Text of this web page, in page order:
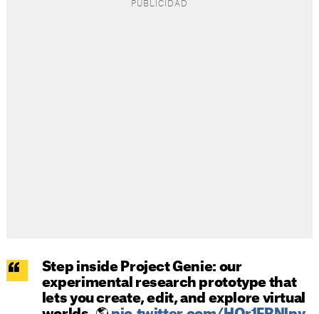
Step inside Project Genie: our
experimental research prototype that
lets you create, edit, and explore virtual